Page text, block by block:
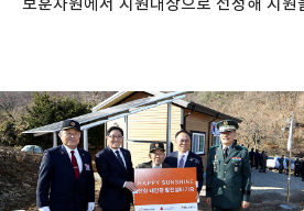
보훈차원에서 지원대상으로 선정해 지원